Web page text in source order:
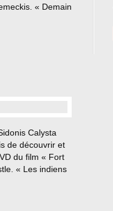
« Demain
gens ont un
le public »
Calysta
de découvrir et
du film « Fort
« Les indiens
d’être
opération